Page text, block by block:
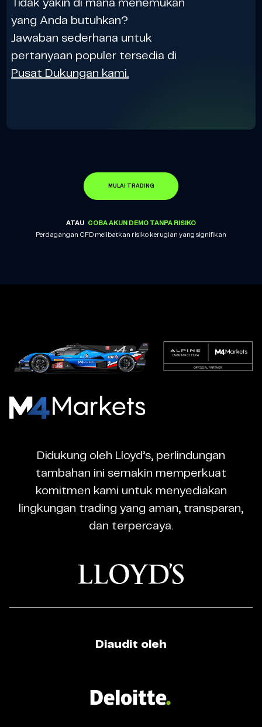
Tidak yakin di mana menemukan
yang Anda butuhkan?
Jawaban sederhana untuk
pertanyaan populer tersedia di
Pusat Dukungan kami.
MULAI TRADING
ATAU COBA AKUN DEMO TANPA RISIKO
Perdagangan CFD melibatkan risiko kerugian yang signifikan
M4Markets
CFD
Trading
Regulated
Broker
Didukung oleh Lloyd’s, perlindungan
tambahan ini semakin memperkuat
komitmen kami untuk menyediakan
lingkungan trading yang aman, transparan,
dan terpercaya.
Diaudit oleh